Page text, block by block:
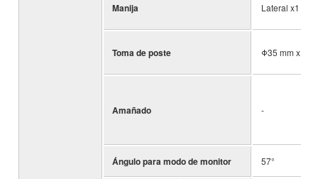
Manija Lateral x1
Toma de poste Φ35 mm x1
Amañado -
Ángulo para modo de monitor 57°